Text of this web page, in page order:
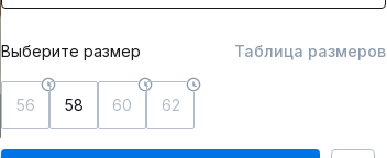
Выберите размер Таблица размеров
56 58 60 62